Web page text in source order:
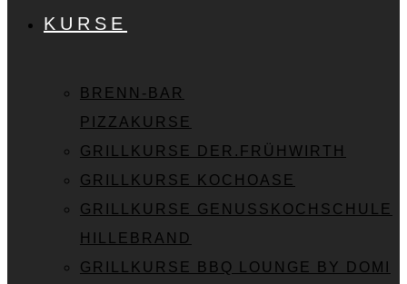
KURSE
BRENN-BAR
PIZZAKURSE
GRILLKURSE DER.FRÜHWIRTH
GRILLKURSE KOCHOASE
GRILLKURSE GENUSSKOCHSCHULE
HILLEBRAND
GRILLKURSE BBQ LOUNGE BY DOMI